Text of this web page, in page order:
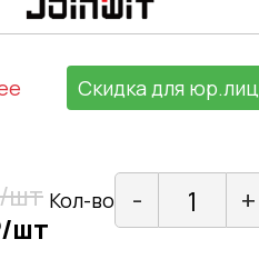
Скидка для юр.лиц
шт
шт
Кол-во - +